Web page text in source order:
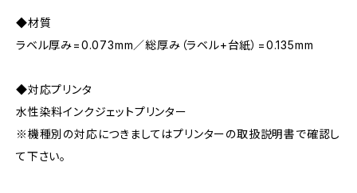
◆材質
ラベル厚み=0.073mm／総厚み（ラベル+台紙）=0.135mm
◆対応プリンタ
水性染料インクジェットプリンター
※機種別の対応につきましてはプリンターの取扱説明書で確認し
て下さい。